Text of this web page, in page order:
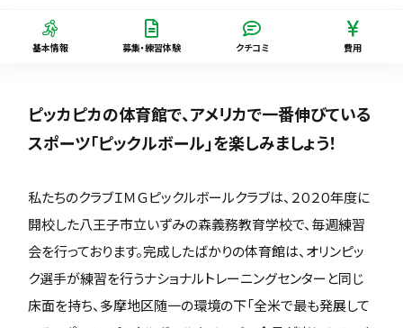
基本情報 募集・練習体験 クチコミ 費用
ピッカピカの体育館で、アメリカで一番伸びている
スポーツ「ピックルボール」を楽しみましょう！
私たちのクラブＩＭＧピックルボールクラブは、２０２０年度に
開校した八王子市立いずみの森義務教育学校で、毎週練習
会を行っております。完成したばかりの体育館は、オリンピッ
ク選手が練習を行うナショナルトレーニングセンターと同じ
床面を持ち、多摩地区随一の環境の下「全米で最も発展して